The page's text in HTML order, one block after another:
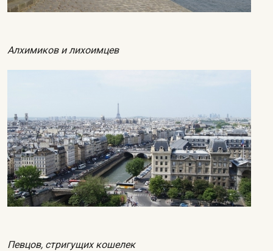
Алхимиков и лихоимцев
Певцов, стригущих кошелек